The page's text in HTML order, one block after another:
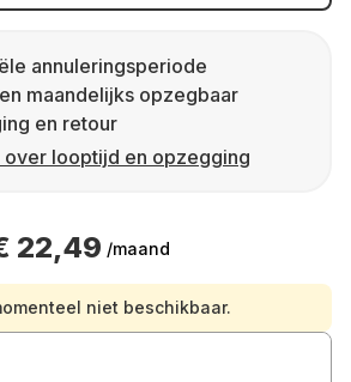
annuleringsperiode
maandelijks opzegbaar
en retour
looptijd en opzegging
22,49 /maand
niet beschikbaar.